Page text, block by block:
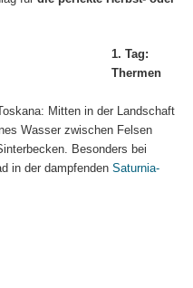
1. Tag:
Thermen
Mitten in der Landschaft
Wasser zwischen Felsen
Besonders bei
in der dampfenden Saturnia-